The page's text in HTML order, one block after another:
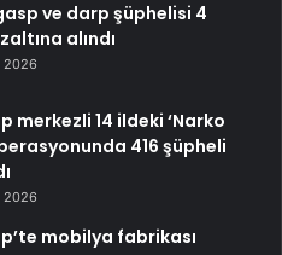
ve darp şüphelisi 4
alındı
2026
merkezli 14 ildeki ‘Narko
416 şüpheli
2026
mobilya fabrikası